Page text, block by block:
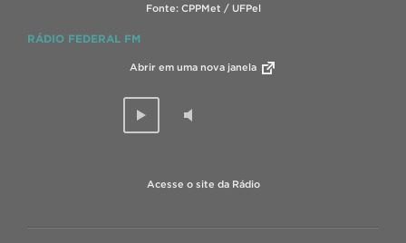
Fonte: CPPMet / UFPel
RÁDIO FEDERAL FM
Abrir em uma nova janela
Acesse o site da Rádio